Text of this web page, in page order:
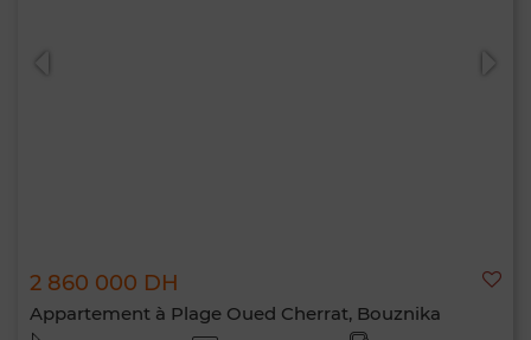
2 860 000 DH
Appartement à Plage Oued Cherrat, Bouznika